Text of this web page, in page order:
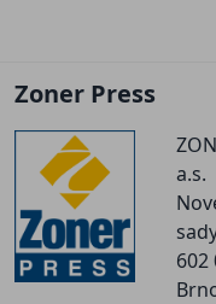
Zoner Press
a.s.
602